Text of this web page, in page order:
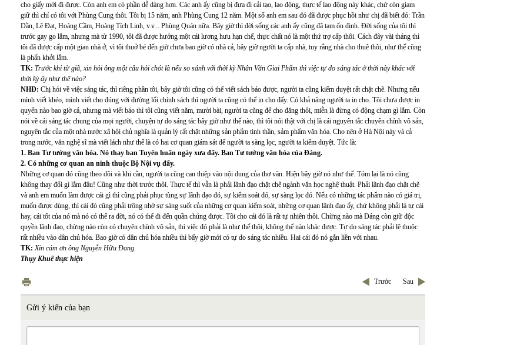
cho giấy mới đi được. Còn anh em có phần dễ dàng hơn. Các anh ấy cũng bị đưa đi cải tạo, lao động, thực tế lao động này khác, chứ còn giam
giữ thì chỉ có tôi với Phùng Cung thôi. Tôi bị 15 năm, anh Phùng Cung 12 năm. Một số anh em sau đó đã được phục hồi như chị đã biết đó: Trần
Dần, Lê Đạt, Hoàng Cầm, Hoàng Tích Linh, v.v... Phùng Quán nữa. Bây giờ thì đời sống các anh ấy cũng đã tạm ổn định. Đời sống của tôi thì
trước gay go lắm, nhưng mà từ 1990, tôi đã được hưởng một cái lương hưu hạn chế, thực chất nó là một thứ trợ cấp thôi. Cách đây vài tháng thì
tôi đã được cấp một gian nhà ở, vì tôi thuở bé đến giờ chưa bao giờ có nhà cả, bây giờ người ta cấp nhà, tuy rằng nhà cho thuê thôi, như thế cũng
là phấn khởi lắm.
TK: Trước khi từ giã, xin hỏi ông một câu hỏi chót là nếu so sánh với thời kỳ Nhân Văn Giai Phẩm thì việc tự do sáng tác ở thời này khác với
thời kỳ ấy như thế nào?
NHĐ: Chị hỏi về việc sáng tác, thì riêng phần tôi, bây giờ tôi cũng có thể viết sách báo được, người ta cũng kiểm duyệt rất chặt chẽ. Nhưng nếu
mình viết khéo, mình viết cho đúng với đường lối chính sách thì người ta cũng có thể in cho đấy. Có khả năng người ta in cho. Tôi chưa được in
quyển nào bao giờ cả, nhưng mà viết báo thì tôi cũng viết năm, mười bài, người ta cũng để cho đăng thôi, miễn là đừng có động chạm gì lắm. Còn
nói về cái sáng tác chung của mọi người, chuyện tự do sáng tác bây giờ như thế nào, thì tôi nói thật với chị là cái nguyên tắc chuyên chính vô sản,
nguyên tắc của một nhà nước xã hội chủ nghĩa là quản lý rất chặt những sản phẩm tinh thần, sảm phẩm văn hóa. Cho nên ở Hà Nội này và cả
trong nước, văn nghệ sĩ mà viết lách như thế là có hai cơ quan giám sát để người ta sàng lọc, người ta kiểm duyệt. Tức là:
1. Ban Tư tưởng văn hóa. Nó thay ban Tuyên huấn ngày xưa đấy. Ban Tư tưởng văn hóa của Đảng.
2. Có những cơ quan an ninh thuộc Bộ Nội vụ đấy.
Những cơ quan đó cũng theo dõi và khi cần, người ta cũng can thiệp vào nội dung của thơ văn. Hiện bây giờ nó như thế. Tóm lại là nó cũng
không thay đổi gì lắm đâu! Cũng như thời trước thôi. Thực tế thì vẫn là phải lãnh đạo chặt chẽ ngành văn học nghệ thuật. Phải lãnh đạo chặt chẽ
và anh em muốn làm được cái gì thì cũng phải phục tùng sự lãnh đạo đó, sự kiểm soát đó, sự sàng lọc đó. Nếu có những tác phẩm nào có giá trị,
muốn được dùng, thì cái đó cũng phải trông nhờ sự sáng suốt của những cơ quan kiểm soát, những cơ quan lãnh đạo ấy, chứ không phải là tự cái
hay, cái tốt của nó mà nó có thể ra đời, nó có thể đi đến quần chúng được. Tôi cho cái đó là rất tự nhiên thôi. Chừng nào mà Đảng còn giữ độc
quyền lãnh đạo, chừng nào còn có chuyên chính vô sản, thì việc đó phải là như thế thôi, không thể nào khác được. Tự do sáng tác phải lệ thuộc
rất nhiều vào dân chủ hóa. Bao giờ có dân chủ hóa nhiều thì bấy giờ mới có tự do sáng tác nhiều. Hai cái đó nó gắn liền với nhau.
TK: Xin cám ơn ông Nguyễn Hữu Đang.
Thụy Khuê thực hiện
Trước Sau
Gửi ý kiến của bạn